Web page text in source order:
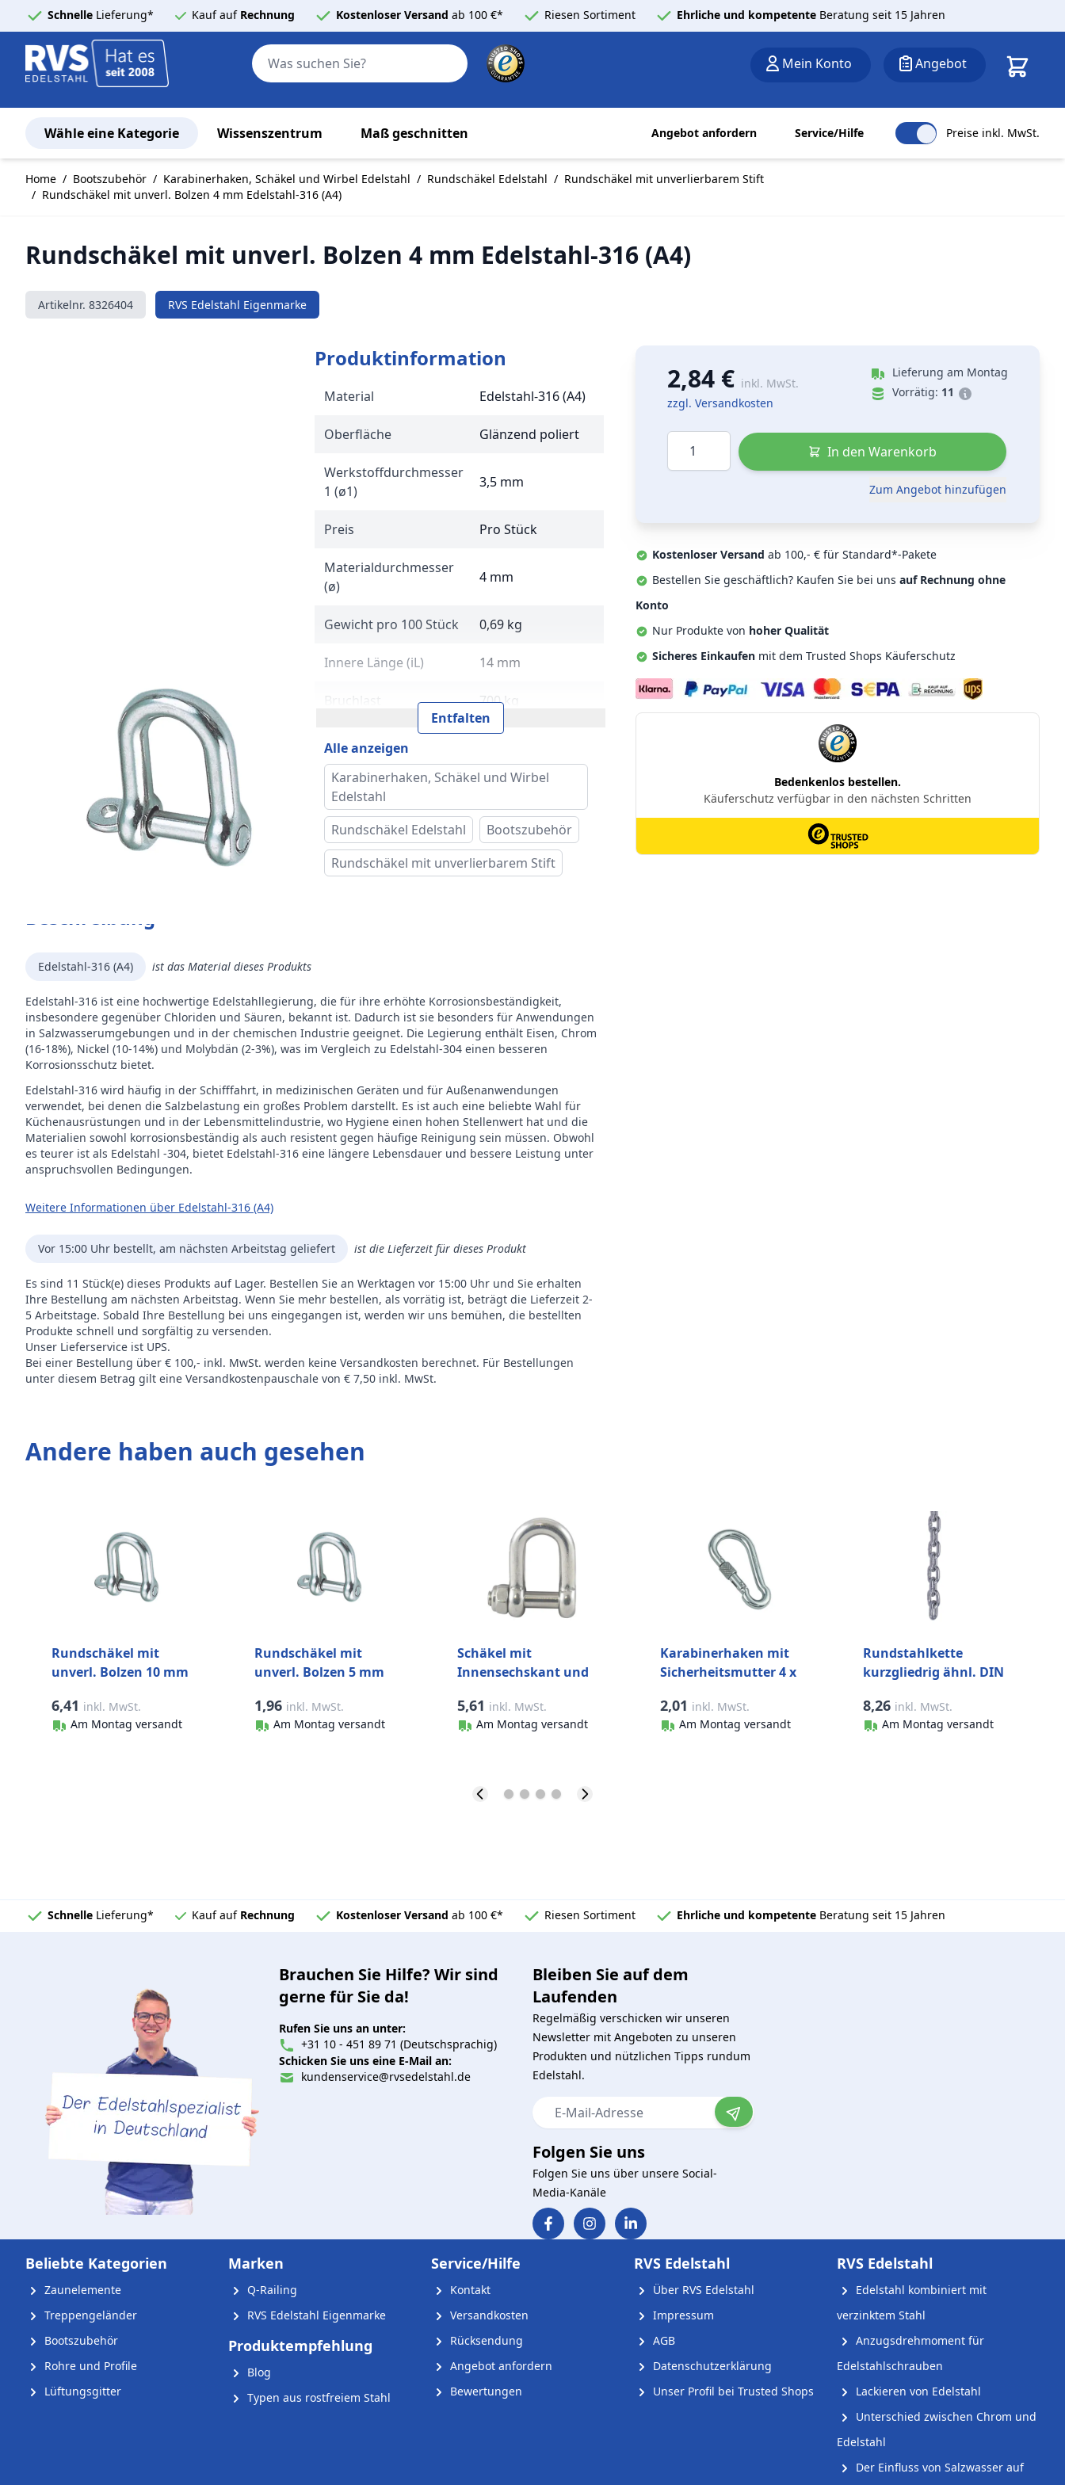
Schnelle Lieferung* Kauf auf Rechnung Kostenloser Versand ab 100 €* Riesen Sortiment Ehrliche und kompetente Beratung seit 15 Jahren
Search
Mein Konto Angebot
Wähle eine Kategorie Wissenszentrum Maß geschnitten Angebot anfordern Service/Hilfe Preise inkl. MwSt.
Home / Bootszubehör / Karabinerhaken, Schäkel und Wirbel Edelstahl / Rundschäkel Edelstahl / Rundschäkel mit unverlierbarem Stift
/ Rundschäkel mit unverl. Bolzen 4 mm Edelstahl-316 (A4)
Rundschäkel mit unverl. Bolzen 4 mm Edelstahl-316 (A4)
Artikelnr. 8326404 RVS Edelstahl Eigenmarke
Produktinformation
Material Edelstahl-316 (A4)
Oberfläche Glänzend poliert
Werkstoffdurchmesser
1 (ø1)
3,5 mm
Preis Pro Stück
Materialdurchmesser
(ø)
4 mm
Gewicht pro 100 Stück 0,69 kg
Innere Länge (iL) 14 mm
Bruchlast 700 kg
Innere Breite (iB) 8 mm
Marke RVS Edelstahl
Entfalten
Alle anzeigen
Karabinerhaken, Schäkel und Wirbel
Edelstahl
Rundschäkel Edelstahl
Bootszubehör
Rundschäkel mit unverlierbarem Stift
Beschreibung
Edelstahl-316 (A4) ist das Material dieses Produkts
Edelstahl-316 ist eine hochwertige Edelstahllegierung, die für ihre erhöhte Korrosionsbeständigkeit,
insbesondere gegenüber Chloriden und Säuren, bekannt ist. Dadurch ist sie besonders für Anwendungen
in Salzwasserumgebungen und in der chemischen Industrie geeignet. Die Legierung enthält Eisen, Chrom
(16-18%), Nickel (10-14%) und Molybdän (2-3%), was im Vergleich zu Edelstahl-304 einen besseren
Korrosionsschutz bietet.
Edelstahl-316 wird häufig in der Schifffahrt, in medizinischen Geräten und für Außenanwendungen
verwendet, bei denen die Salzbelastung ein großes Problem darstellt. Es ist auch eine beliebte Wahl für
Küchenausrüstungen und in der Lebensmittelindustrie, wo Hygiene einen hohen Stellenwert hat und die
Materialien sowohl korrosionsbeständig als auch resistent gegen häufige Reinigung sein müssen. Obwohl
es teurer ist als Edelstahl -304, bietet Edelstahl-316 eine längere Lebensdauer und bessere Leistung unter
anspruchsvollen Bedingungen.
Weitere Informationen über Edelstahl-316 (A4)
Vor 15:00 Uhr bestellt, am nächsten Arbeitstag geliefert ist die Lieferzeit für dieses Produkt
Es sind 11 Stück(e) dieses Produkts auf Lager. Bestellen Sie an Werktagen vor 15:00 Uhr und Sie erhalten
Ihre Bestellung am nächsten Arbeitstag. Wenn Sie mehr bestellen, als vorrätig ist, beträgt die Lieferzeit 2-
5 Arbeitstage. Sobald Ihre Bestellung bei uns eingegangen ist, werden wir uns bemühen, die bestellten
Produkte schnell und sorgfältig zu versenden.
Unser Lieferservice ist UPS.
Bei einer Bestellung über € 100,- inkl. MwSt. werden keine Versandkosten berechnet. Für Bestellungen
unter diesem Betrag gilt eine Versandkostenpauschale von € 7,50 inkl. MwSt.
2,84 € inkl. MwSt.
zzgl. Versandkosten
Lieferung am Montag
Vorrätig: 11
Menge
In den Warenkorb
Zum Angebot hinzufügen
Kostenloser Versand ab 100,- € für Standard*-Pakete
Bestellen Sie geschäftlich? Kaufen Sie bei uns auf Rechnung ohne
Konto
Nur Produkte von hoher Qualität
Sicheres Einkaufen mit dem Trusted Shops Käuferschutz
Andere haben auch gesehen
Rundschäkel mit
unverl. Bolzen 10 mm
6,41 inkl. MwSt.
Am Montag versandt
Rundschäkel mit
unverl. Bolzen 5 mm
1,96 inkl. MwSt.
Am Montag versandt
Schäkel mit
Innensechskant und
mm Edelstahl-316 (A4)
5,61 inkl. MwSt.
Am Montag versandt
Karabinerhaken mit
Sicherheitsmutter 4 x
(A4)
2,01 inkl. MwSt.
Am Montag versandt
Rundstahlkette
kurzgliedrig ähnl. DIN
Edelstahl-316 (A4)
8,26 inkl. MwSt.
Am Montag versandt
Schnelle Lieferung* Kauf auf Rechnung Kostenloser Versand ab 100 €* Riesen Sortiment Ehrliche und kompetente Beratung seit 15 Jahren
Brauchen Sie Hilfe? Wir sind
gerne für Sie da!
Rufen Sie uns an unter:
+31 10 - 451 89 71 (Deutschsprachig)
Schicken Sie uns eine E-Mail an:
kundenservice@rvsedelstahl.de
Bleiben Sie auf dem
Laufenden
Regelmäßig verschicken wir unseren
Newsletter mit Angeboten zu unseren
Produkten und nützlichen Tipps rundum
Edelstahl.
E-Mail-Adresse
Folgen Sie uns
Folgen Sie uns über unsere Social-
Media-Kanäle
Beliebte Kategorien
Zaunelemente
Treppengeländer
Bootszubehör
Rohre und Profile
Lüftungsgitter
Marken
Q-Railing
RVS Edelstahl Eigenmarke
Produktempfehlung
Blog
Typen aus rostfreiem Stahl
Service/Hilfe
Kontakt
Versandkosten
Rücksendung
Angebot anfordern
Bewertungen
RVS Edelstahl
Über RVS Edelstahl
Impressum
AGB
Datenschutzerklärung
Unser Profil bei Trusted Shops
RVS Edelstahl
Edelstahl kombiniert mit
verzinktem Stahl
Anzugsdrehmoment für
Edelstahlschrauben
Lackieren von Edelstahl
Unterschied zwischen Chrom und
Edelstahl
Der Einfluss von Salzwasser auf